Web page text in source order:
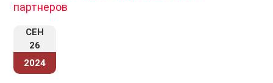
партнеров
СЕН
26
2024